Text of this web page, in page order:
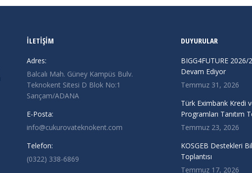
İLETİŞİM
Adres:
Balcalı Mah. Güney Kampüs Bulv.
Teknokent Sitesi D Blok No:1
Sarıçam/ADANA
E-Posta:
info@cukurovateknokent.com
Telefon:
(0322) 338-6869
DUYURULAR
BIGG4FUTURE 2026/
Devam Ediyor
Temmuz 31, 2026
Türk Eximbank Kredi
Programları Tanıtım
Temmuz 23, 2026
KOSGEB Destekleri
Toplantısı
Temmuz 17, 2026